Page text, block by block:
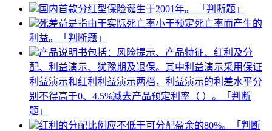
国内首款分红型保险诞生于2001年。 「判断题」
死差益是指由于实际死亡率小于预定死亡率而产生的
利益。「判断题」
产品说明书包括：风险提示、产品特征、红利及分
配、利益演示、犹豫期及退保。其中利益演示采用保证
利益演示和红利利益演示两档，利益演示的利差水平分
别不得高于0、4.5%减去产品预定利率（ ）。「判断
题」
红利的分配比例应不低于可分配盈余的80%。「判断